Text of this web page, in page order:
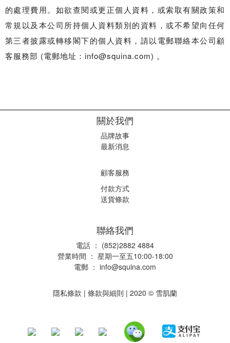
的處理費用。如欲查閱或更正個人資料，或索取有關政策和
常規以及本公司所持個人資料類別的資料，或不希望向任何
第三者披露或轉移閣下的個人資料，請以電郵聯絡本公司顧
客服務部 (電郵地址：info@squina.com) 。
關於我們
品牌故事
最新消息
顧客服務
付款方式
送貨條款
聯絡我們
電話 ： (852)2882 4884
營業時間 ： 星期一至五10:00-18:00
電郵 ： info@squina.com
隱私條款 | 條款與細則 | 2020 © 雪肌蘭